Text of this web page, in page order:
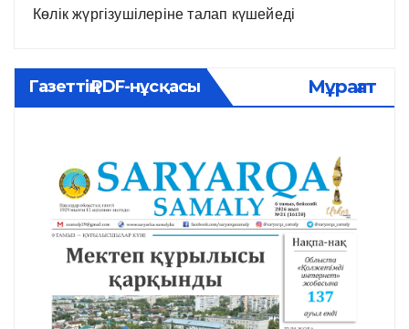
Көлік жүргізушілеріне талап күшейеді
Газеттің PDF-нұсқасы Мұрағат